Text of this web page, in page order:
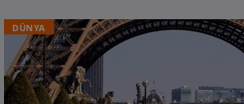
DÜNYA